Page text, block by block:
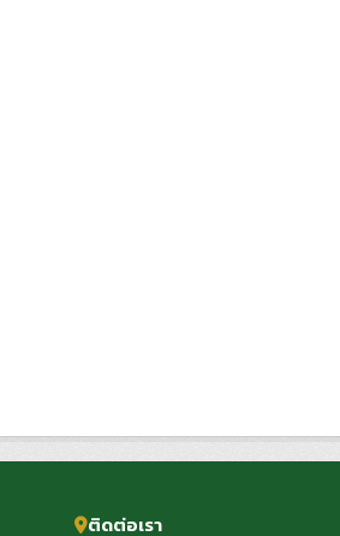
ติดต่อเรา